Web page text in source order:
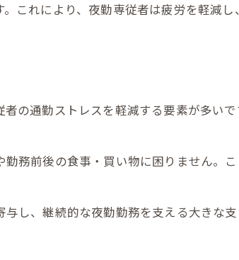
これにより、夜勤専従者は疲労を軽減し
の通勤ストレスを軽減する要素が多いで
務前後の食事・買い物に困りません。
し、継続的な夜勤勤務を支える大きな支